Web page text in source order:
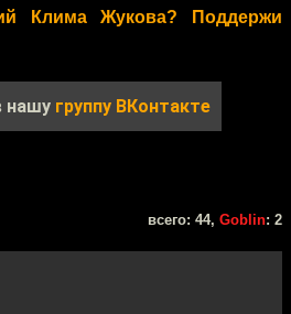
Клима Жукова? Поддержи
нашу группу ВКонтакте
всего: 44, Goblin: 2